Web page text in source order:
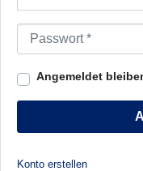
Passwort
Angemeldet
Konto erstellen